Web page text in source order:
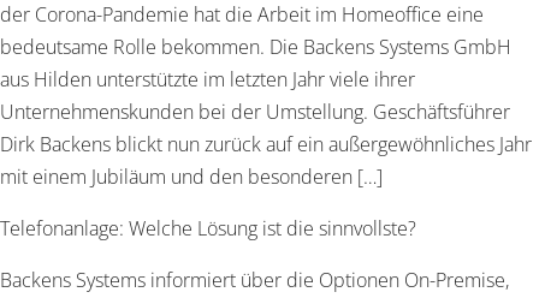
der Corona-Pandemie hat die Arbeit im Homeoffice eine
bedeutsame Rolle bekommen. Die Backens Systems GmbH
aus Hilden unterstützte im letzten Jahr viele ihrer
Unternehmenskunden bei der Umstellung. Geschäftsführer
Dirk Backens blickt nun zurück auf ein außergewöhnliches Jahr
mit einem Jubiläum und den besonderen […]
Telefonanlage: Welche Lösung ist die sinnvollste?
Backens Systems informiert über die Optionen On-Premise,